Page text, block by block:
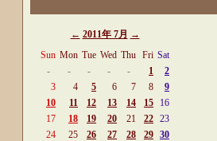
← 2011年 7月 →
Sun Mon Tue Wed Thu Fri Sat
-
- - - - 1
2
3
4 5 6 7 8
9
10
11 12 13 14 15
16
17
18 19 20 21 22 23
24
25 26 27 28 29 30